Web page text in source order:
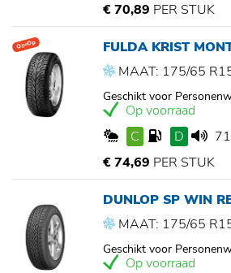
€ 70,89 PER STUK
Op=Op
FULDA KRIST
MAAT: 175/65
Geschikt voor
Op voorraad
C
D
€ 74,69 PER STUK
DUNLOP SP WIN
MAAT: 175/65
Geschikt voor
Op voorraad